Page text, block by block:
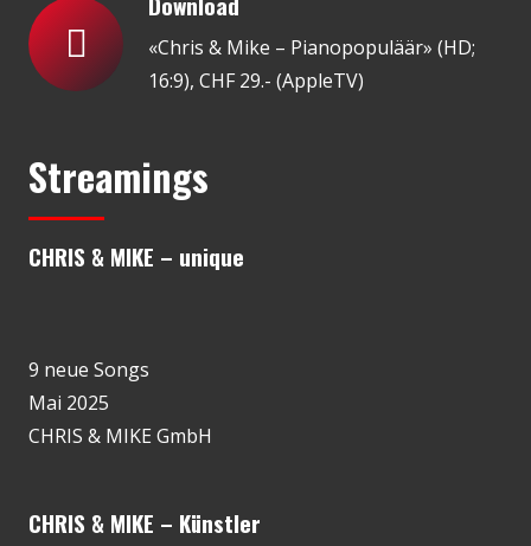
«Chris & Mike – Pianopopuläär» (HD;
16:9), CHF 29.- (AppleTV)
Streamings
CHRIS & MIKE – unique
9 neue Songs
Mai 2025
CHRIS & MIKE GmbH
CHRIS & MIKE – Künstler